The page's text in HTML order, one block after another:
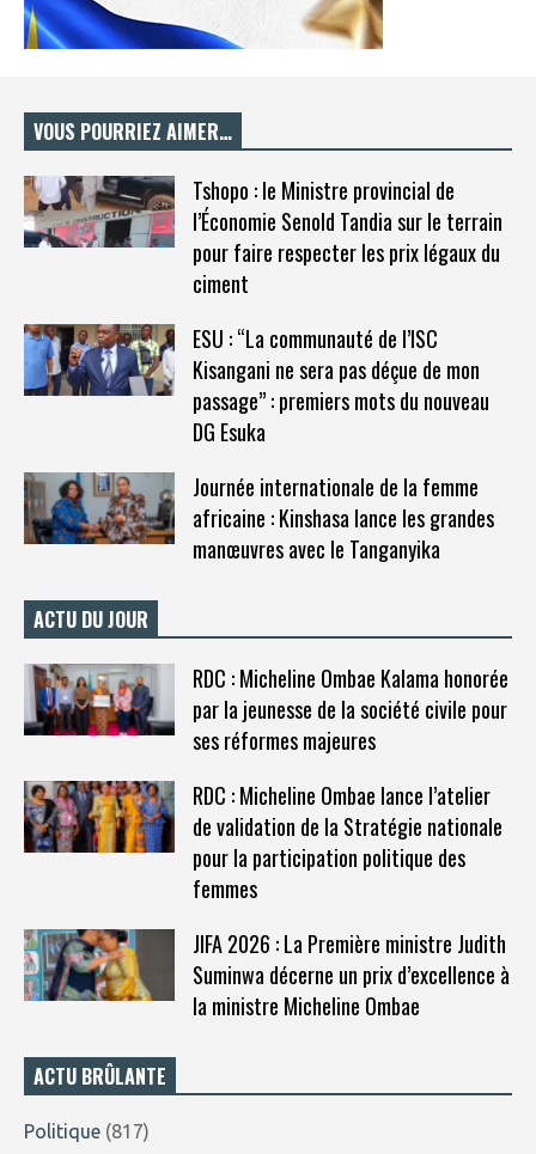
VOUS POURRIEZ AIMER…
Tshopo : le Ministre provincial de
l’Économie Senold Tandia sur le terrain
pour faire respecter les prix légaux du
ciment
ESU : “La communauté de l’ISC
Kisangani ne sera pas déçue de mon
passage” : premiers mots du nouveau
DG Esuka
Journée internationale de la femme
africaine : Kinshasa lance les grandes
manœuvres avec le Tanganyika
ACTU DU JOUR
RDC : Micheline Ombae Kalama honorée
par la jeunesse de la société civile pour
ses réformes majeures
RDC : Micheline Ombae lance l’atelier
de validation de la Stratégie nationale
pour la participation politique des
femmes
JIFA 2026 : La Première ministre Judith
Suminwa décerne un prix d’excellence à
la ministre Micheline Ombae
ACTU BRÛLANTE
Politique (817)